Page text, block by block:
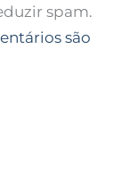
spam.
são